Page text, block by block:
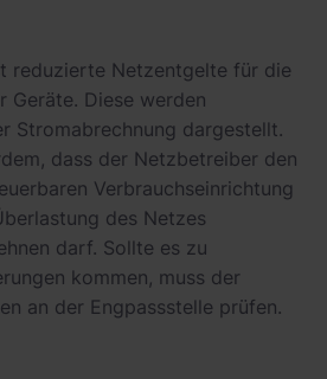
reduzierte Netzentgelte für die
Geräte. Diese werden
Stromabrechnung dargestellt.
dass der Netzbetreiber den
Verbrauchseinrichtung
des Netzes
darf. Sollte es zu
kommen, muss der
an der Engpassstelle prüfen.